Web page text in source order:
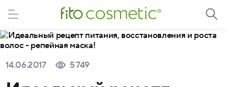
14.06.2017 5 749